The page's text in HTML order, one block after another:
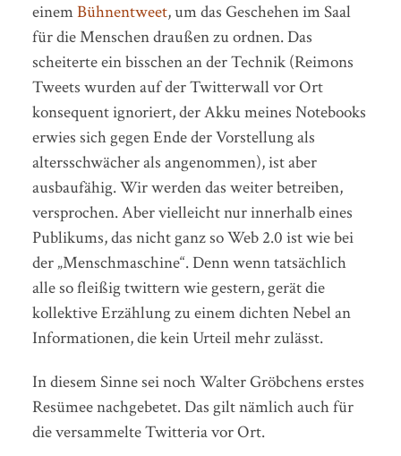
einemBühnentweet, um das Geschehen im Saal
für die Menschen draußen zu ordnen. Das
scheiterte ein bisschen an der Technik (Reimons
Tweets wurden auf der Twitterwall vor Ort
konsequent ignoriert, der Akku meines Notebooks
erwies sich gegen Ende der Vorstellung als
altersschwächer als angenommen), ist aber
ausbaufähig. Wir werden das weiter betreiben,
versprochen. Aber vielleicht nur innerhalb eines
Publikums, das nicht ganz so Web 2.0 ist wie bei
der „Menschmaschine“. Denn wenn tatsächlich
alle so fleißig twittern wie gestern, gerät die
kollektive Erzählung zu einem dichten Nebel an
Informationen, die kein Urteil mehr zulässt.
In diesem Sinne sei noch Walter Gröbchens erstes
Resümee nachgebetet. Das gilt nämlich auch für
die versammelte Twitteria vor Ort.